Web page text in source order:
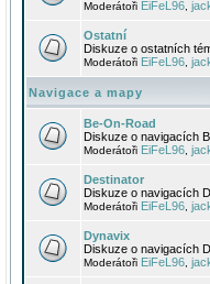
Moderátoři EiFeL96
Ostatní
Diskuze o ostatních
Moderátoři EiFeL96
Navigace a mapy
Be-On-Road
Diskuze o navigacích
Moderátoři EiFeL96
Destinator
Diskuze o navigacích
Moderátoři EiFeL96
Dynavix
Diskuze o navigacích
Moderátoři EiFeL96